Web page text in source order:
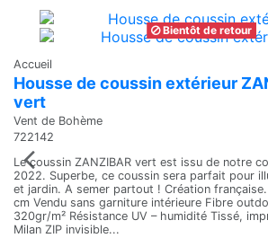
Bientôt de retour
Accueil
Housse de coussin extérieur
vert
Vent de Bohème
722142
Le coussin ZANZIBAR vert est issu de notre
2022. Superbe, ce coussin sera parfait pour
et jardin. A semer partout ! Création
cm Vendu sans garniture intérieure Fibre
320gr/m² Résistance UV – humidité Tissé,
Milan ZIP invisible...